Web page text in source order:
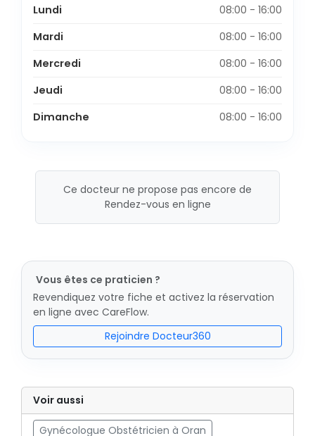
Lundi
08:00 - 16:00
Mardi
08:00 - 16:00
Mercredi
08:00 - 16:00
Jeudi
08:00 - 16:00
Dimanche
08:00 - 16:00
Ce docteur ne propose pas encore de
Rendez-vous en ligne
Vous êtes ce praticien ?
Revendiquez votre fiche et activez la réservation
en ligne avec CareFlow.
Rejoindre Docteur360
Voir aussi
Gynécologue Obstétricien à Oran